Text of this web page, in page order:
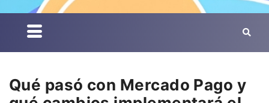
Qué pasó con Mercado Pago y